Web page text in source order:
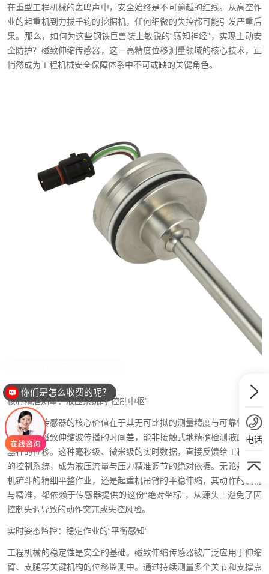
在重型工程机械的轰鸣声中，安全始终是不可逾越的红线。从高空作
业的起重机到力拔千钧的挖掘机，任何细微的失控都可能引发严重后
果。那么，如何为这些钢铁巨兽装上敏锐的“感知神经”，实现主动安
全防护？磁致伸缩传感器，这一高精度位移测量领域的核心技术，正
悄然成为工程机械安全保障体系中不可或缺的关键角色。
核心精准测量：液压系统的“控制中枢”
磁致伸缩传感器的核心价值在于其无可比拟的测量精度与可靠性。它
通过测量磁致伸缩波传播的时间差，能非接触式地精确检测液压缸活
塞杆的位移。这种毫秒级、微米级的实时数据，直接反馈给工程机械
的控制系统，成为液压流量与压力精准调节的绝对依据。无论是挖掘
机铲斗的精细平整作业，还是起重机吊臂的平稳伸缩，其动作的流畅
与精准，都依赖于传感器提供的这份“绝对坐标”，从源头上避免了因
控制失调导致的动作突兀或失控风险。
实时姿态监控：稳定作业的“平衡感知”
工程机械的稳定性是安全的基础。磁致伸缩传感器被广泛应用于伸缩
臂、支腿等关键机构的位移监测中。通过持续测量多个关节和支撑点
电话
你们是怎么收费的呢？